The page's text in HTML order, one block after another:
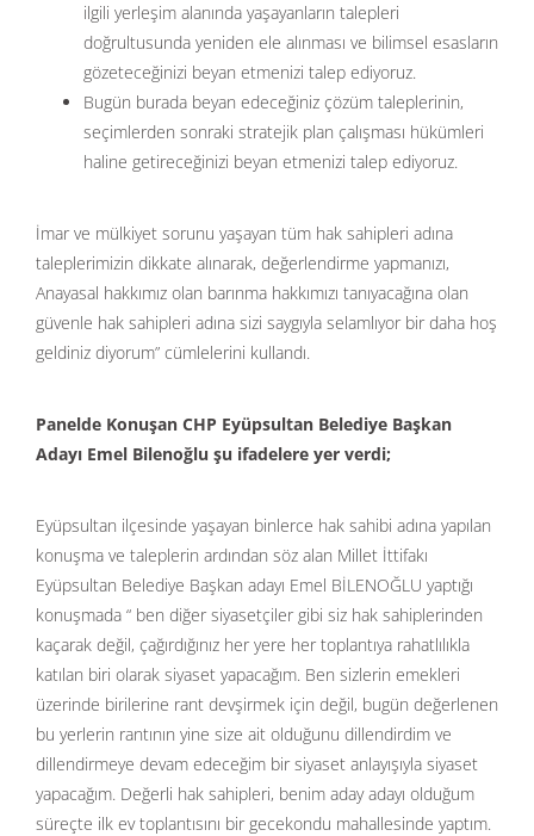
ilgili yerleşim alanında yaşayanların talepleri
doğrultusunda yeniden ele alınması ve bilimsel esasların
gözeteceğinizi beyan etmenizi talep ediyoruz.
Bugün burada beyan edeceğiniz çözüm taleplerinin,
seçimlerden sonraki stratejik plan çalışması hükümleri
haline getireceğinizi beyan etmenizi talep ediyoruz.
İmar ve mülkiyet sorunu yaşayan tüm hak sahipleri adına
taleplerimizin dikkate alınarak, değerlendirme yapmanızı,
Anayasal hakkımız olan barınma hakkımızı tanıyacağına olan
güvenle hak sahipleri adına sizi saygıyla selamlıyor bir daha hoş
geldiniz diyorum” cümlelerini kullandı.
Panelde Konuşan CHP Eyüpsultan Belediye Başkan
Adayı Emel Bilenoğlu şu ifadelere yer verdi;
Eyüpsultan ilçesinde yaşayan binlerce hak sahibi adına yapılan
konuşma ve taleplerin ardından söz alan Millet İttifakı
Eyüpsultan Belediye Başkan adayı Emel BİLENOĞLU yaptığı
konuşmada “ ben diğer siyasetçiler gibi siz hak sahiplerinden
kaçarak değil, çağırdığınız her yere her toplantıya rahatlılıkla
katılan biri olarak siyaset yapacağım. Ben sizlerin emekleri
üzerinde birilerine rant devşirmek için değil, bugün değerlenen
bu yerlerin rantının yine size ait olduğunu dillendirdim ve
dillendirmeye devam edeceğim bir siyaset anlayışıyla siyaset
yapacağım. Değerli hak sahipleri, benim aday adayı olduğum
süreçte ilk ev toplantısını bir gecekondu mahallesinde yaptım.